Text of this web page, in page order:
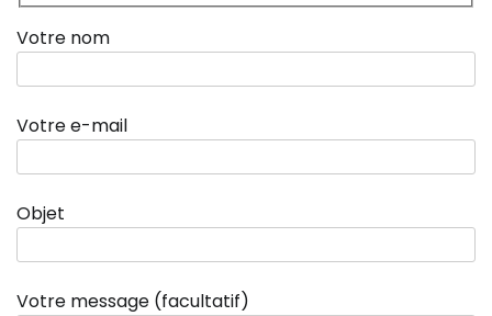
Votre nom
Votre e-mail
Objet
Votre message (facultatif)